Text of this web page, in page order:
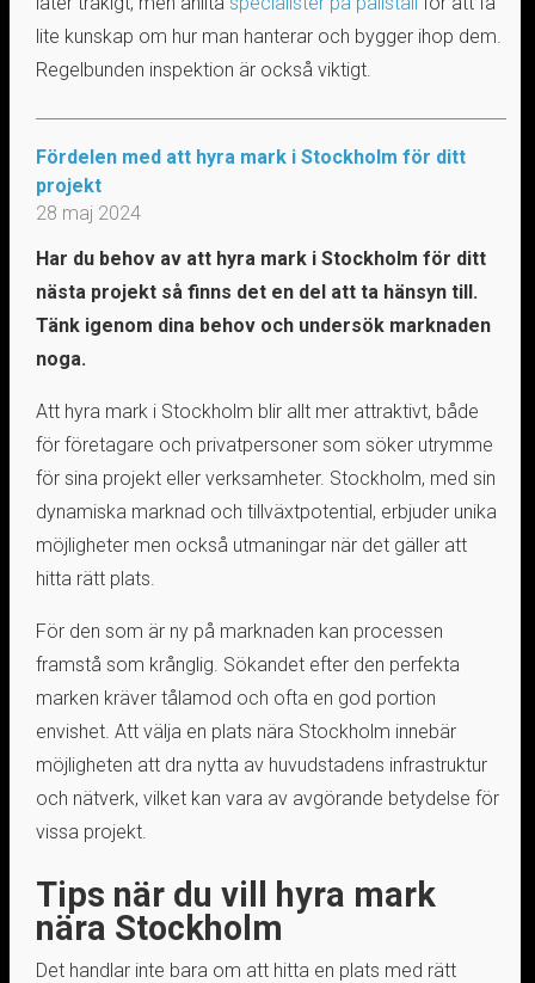
lite kunskap om hur man hanterar och bygger ihop dem.
Regelbunden inspektion är också viktigt.
Fördelen med att hyra mark i Stockholm för ditt
projekt
28 maj 2024
Har du behov av att hyra mark i Stockholm för ditt
nästa projekt så finns det en del att ta hänsyn till.
Tänk igenom dina behov och undersök marknaden
noga.
Att hyra mark i Stockholm blir allt mer attraktivt, både
för företagare och privatpersoner som söker utrymme
för sina projekt eller verksamheter. Stockholm, med sin
dynamiska marknad och tillväxtpotential, erbjuder unika
möjligheter men också utmaningar när det gäller att
hitta rätt plats.
För den som är ny på marknaden kan processen
framstå som krånglig. Sökandet efter den perfekta
marken kräver tålamod och ofta en god portion
envishet. Att välja en plats nära Stockholm innebär
möjligheten att dra nytta av huvudstadens infrastruktur
och nätverk, vilket kan vara av avgörande betydelse för
vissa projekt.
Tips när du vill hyra mark
nära Stockholm
Det handlar inte bara om att hitta en plats med rätt